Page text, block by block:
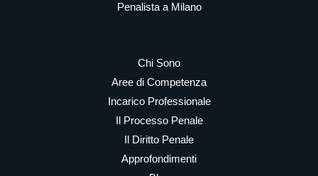
Penalista a Milano
Chi Sono
Aree di Competenza
Incarico Professionale
Il Processo Penale
Il Diritto Penale
Approfondimenti